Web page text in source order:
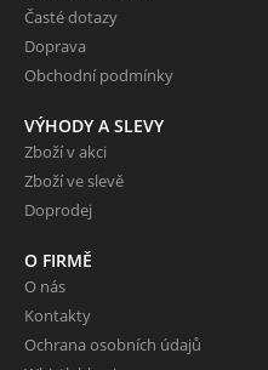
Časté dotazy
Doprava
Obchodní podmínky
VÝHODY A SLEVY
Zboží v akci
Zboží ve slevě
Doprodej
O FIRMĚ
O nás
Kontakty
Ochrana osobních údajů